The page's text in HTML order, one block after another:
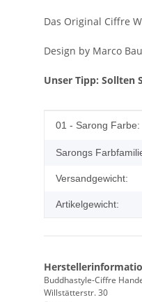
Das Original Ciffre
Design by Marco
Unser Tipp: Sollten
Wert
01 - Sarong Farbe:
Sarongs
Versandgewicht:
Artikelgewicht:
Buddhastyle-Ciffre
Willstätterstr. 30